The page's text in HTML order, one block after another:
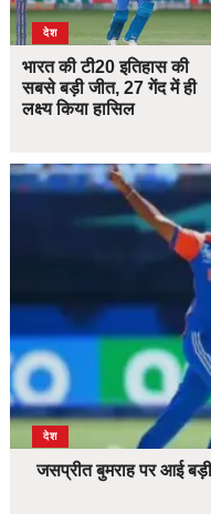
देश
भारत की टी20 इतिहास की
सबसे बड़ी जीत, 27 गेंद में ही
लक्ष्य किया हासिल
देश
जसप्रीत बुमराह पर आई